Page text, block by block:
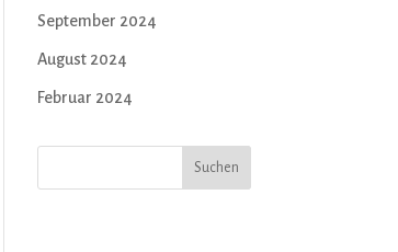
September 2024
August 2024
Februar 2024
Suchen